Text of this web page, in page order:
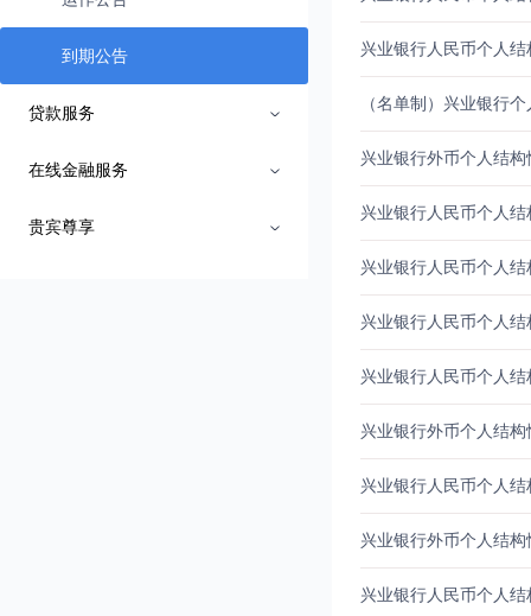
到期公告
贷款服务
在线金融服务
贵宾尊享
兴业银行人民币个人
（名单制）兴业银行
兴业银行外币个人结
兴业银行人民币个人
兴业银行人民币个人
兴业银行人民币个人
兴业银行人民币个人
兴业银行外币个人结
兴业银行人民币个人
兴业银行外币个人结
兴业银行人民币个人